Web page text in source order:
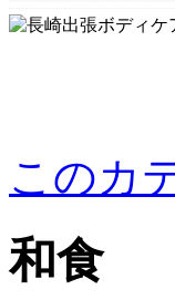
このカ
和食